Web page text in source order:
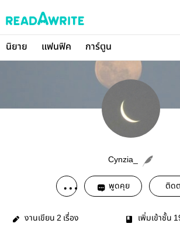
นิยาย แฟนฟิค การ์ตูน
Cynzia_
พูดคุย ติด
งานเขียน 2 เรื่อง เพิ่มเข้าชั้น